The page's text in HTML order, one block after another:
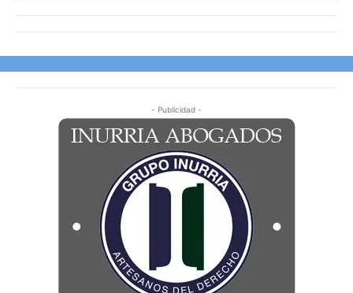
- Publicidad -